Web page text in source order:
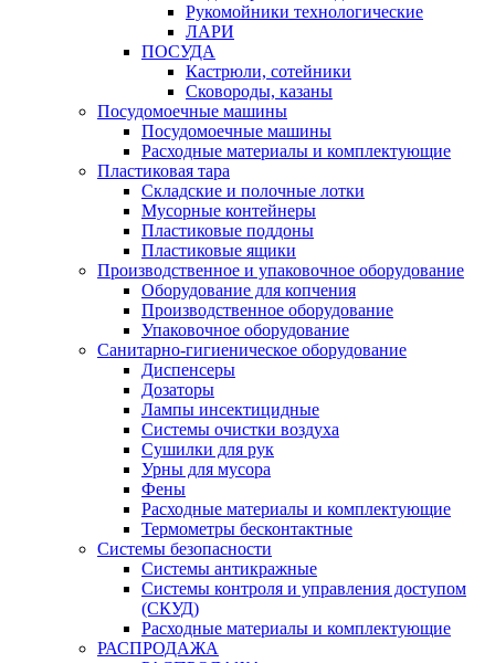
Рукомойники технологические
ЛАРИ
ПОСУДА
Кастрюли, сотейники
Сковороды, казаны
Посудомоечные машины
Посудомоечные машины
Расходные материалы и комплектующие
Пластиковая тара
Складские и полочные лотки
Мусорные контейнеры
Пластиковые поддоны
Пластиковые ящики
Производственное и упаковочное оборудование
Оборудование для копчения
Производственное оборудование
Упаковочное оборудование
Санитарно-гигиеническое оборудование
Диспенсеры
Дозаторы
Лампы инсектицидные
Системы очистки воздуха
Сушилки для рук
Урны для мусора
Фены
Расходные материалы и комплектующие
Термометры бесконтактные
Системы безопасности
Системы антикражные
Системы контроля и управления доступом
(СКУД)
Расходные материалы и комплектующие
РАСПРОДАЖА